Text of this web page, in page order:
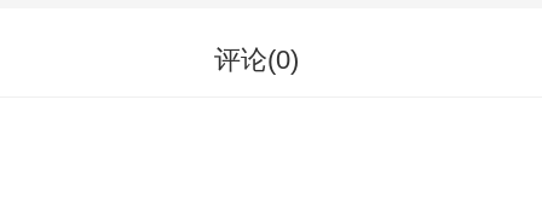
评论(0)